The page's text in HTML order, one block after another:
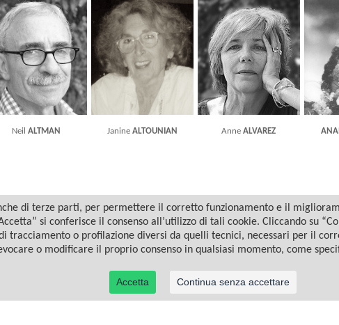
Neil ALTMAN JanineALTOUNIAN AnneALVAREZ
© 2022 Casa Editrice Astrolabio - Ubaldini Editore S.r.l. - P.IVA 10323461003 |
di terze parti, per permettere il corretto funzionamento e il
si conferisce il consenso all’utilizzo di tali cookie. Cliccando su
tracciamento o profilazione diversi da quelli tecnici, necessari per il
o modificare il proprio consenso in qualsiasi momento, come
Accetta Continua senza accettare